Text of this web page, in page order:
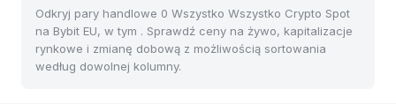
Odkryj pary handlowe 0 Wszystko Wszystko Crypto Spot
na Bybit EU, w tym . Sprawdź ceny na żywo, kapitalizacje
rynkowe i zmianę dobową z możliwością sortowania
według dowolnej kolumny.